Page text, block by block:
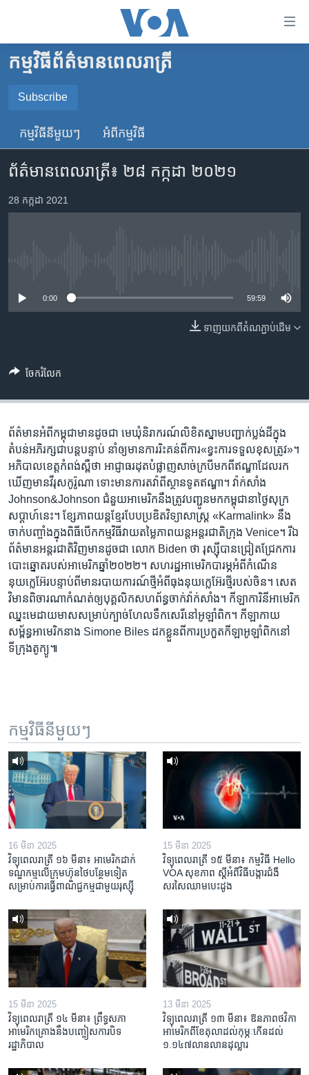
គេហទំព័រ​
ទាក់ទង
រំលង​
ទំព័រ​
ព័ត៌មាន​​
តែ​
ម្តង
រចនា
ចូល​
ទំព័រ​
ស្វែង​
កម្ពុជា
អន្តរជាតិ
ចិន
ហេឡូវីអូអេ
កម្ពុជាច្នៃប្រតិដ្ឋ
កម្មវិធីទាំងអស់
បណ្តាញ​សង្គម
ភាសា
កម្មវិធី​ព័ត៌មាន​ពេលរាត្រី
Subscribe
SUBSCRIBE
YouTube Music
កម្មវិធី​នីមួយៗ អំពី​កម្មវិធី​
ព័ត៌មានពេលរាត្រី៖ ២៨ កក្កដា ២០២១
28 កក្កដា 2021
0:00 59:59
ទាញ​យក​ពី​តំណភ្ជាប់​ដើម
ចែករំលែក
ព័ត៌មាន​អំពី​កម្ពុជា​មាន​ដូចជា មេឃុំ​និរាករណ៍​លិខិត​ស្នាម​បញ្ជាក់​ប្លង់ដី​ក្នុង​
តំបន់​អភិរក្ស​ជា​បន្តបន្ទាប់ នាំ​ឲ្យ​មាន​ការ​រិះគន់​ពី​ការ«ខ្វះ​ការ​ទទួលខុសត្រូវ»។
អភិបាល​ខេត្ត​កំពង់ស្ពឺ​ថា អាជ្ញាធរ​ដុត​បំផ្លាញ​សាច់​ក្របី​មក​ពី​ឥណ្ឌា​ដែល​រក​
ឃើញ​មាន​វីរុស​កូរ៉ូណា ទោះ​មាន​ការ​តវ៉ា​ពី​ស្ថានទូត​ឥណ្ឌា។ វ៉ាក់សាំង
Johnson&Johnson ជំនួយ​អាមេរិក​នឹង​ត្រូវ​បញ្ជូន​មក​កម្ពុជា​នា​ថ្ងៃ​សុក្រ​
សប្តាហ៍​នេះ។ ខ្សែ​ភាពយន្ត​ខ្មែរ​​បែប​ប្រឌិត​វិទ្យាសាស្ត្រ «Karmalink» នឹង​
ចាក់​បញ្ចាំង​​ក្នុង​ពិធី​បើក​កម្មវិធី​វាយតម្លៃ​ភាពយន្ត​អន្តរជាតិ​​ក្រុង Venice។ រី​ឯ​
ព័ត៌មាន​អន្តរជាតិ​វិញ​មាន​ដូចជា លោក​ Biden​ ថា​ ​រុស្ស៊ី​បាន​ជ្រៀត​ជ្រែក​ការ​
បោះ​ឆ្នោត​របស់​អាមេរិក​ឆ្នាំ​២០២២។ សហរដ្ឋ​អាមេរិក​បារម្ភ​អំពី​កំណើន​
នុយក្លេអ៊ែរ​បន្ទាប់ពី​មាន​របាយ​ការណ៍​ថ្មី​អំពី​ធុង​នុយក្លេអ៊ែរ​ថ្មី​របស់​ចិន។ សេត
វិមាន​ពិចារណា​កំណត់​ឲ្យ​បុគ្គលិក​សហព័ន្ធ​ចាក់​វ៉ាក់សាំង។ កីឡាការិនី​អាមេរិក​
ឈ្នះ​មេដាយមាស​សម្រាប់​ក្បាច់​ហែល​ទឹក​សេរី​នៅ​អូឡាំពិក។ កីឡាកាយ​
សម្ព័ន្ធ​អាមេរិក​នាង ​Simone Biles ដកខ្លួន​​ពី​ការ​ប្រកួត​កីឡា​អូឡាំពិក​នៅ​
ទីក្រុង​តូក្យូ៕
កម្មវិធី​នីមួយៗ
16 មីនា 2025
វិទ្យុពេលរាត្រី ១៦ មីនា៖ អាមេរិក​ដាក់​
ទណ្ឌកម្ម​លើ​ក្រុមហ៊ុន​ថៃ​បន្ថែម​ទៀត​
សម្រាប់​ការ​ធ្វើ​ពាណិជ្ជកម្ម​ជាមួយ​រុស្ស៊ី
15 មីនា 2025
វិទ្យុពេលរាត្រី ១៥ មីនា៖ កម្មវិធី ​Hello
VOA សុខភាព ស្ដី​អំពី​វិធី​បង្ការ​ជំងឺ​
សរសៃ​ឈាម​បេះដូង
15 មីនា 2025
វិទ្យុពេលរាត្រី ១៤ មីនា៖ ព្រឹទ្ធសភា
អាមេរិកគ្រោងនឹងបញ្ចៀសការបិទ
រដ្ឋាភិបាល
13 មីនា 2025
វិទ្យុពេលរាត្រី ១៣ មីនា៖ ឱនភាព​ថវិកា​
អាមេរិក​ពី​ខែ​តុលា​ដល់​កុម្ភៈ​កើន​ដល់​
១.១៤៧​លានលាន​ដុល្លារ